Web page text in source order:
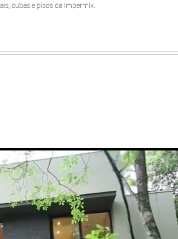
cubas e pisos da Impermix.